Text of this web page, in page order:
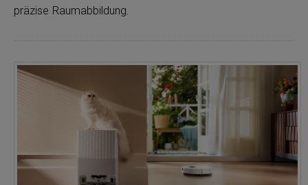
präzise Raumabbildung.